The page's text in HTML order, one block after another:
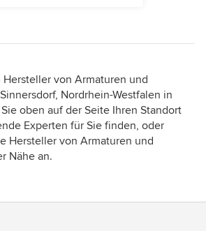
von Armaturen und
Nordrhein-Westfalen in
oben auf der Seite Ihren Standort
Experten für Sie finden, oder
Hersteller von Armaturen und
Nähe an.